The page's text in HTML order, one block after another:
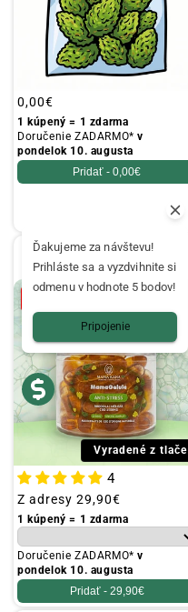
Obvyklá
cena
0,00€
1 kúpený = 1 zdarma
Doručenie ZADARMO*v
pondelok 10. augusta
Pridať - 0,00€
CBD 1500 mg kapsuly -
antistresové 🧎‍♀️
Vyradené z tlače
4
Obvyklá
cena
Z adresy 29,90€
1 kúpený = 1 zdarma
Doručenie ZADARMO*v
pondelok 10. augusta
Pridať - 29,90€
Ďakujeme za návštevu!
Prihláste sa a vyzdvihnite si
odmenu v hodnote 5 bodov!
Pripojenie